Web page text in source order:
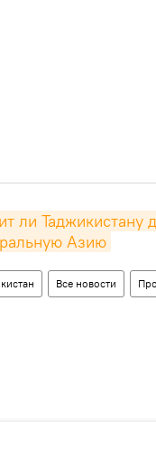
ли Таджикистану
Азию
Все новости